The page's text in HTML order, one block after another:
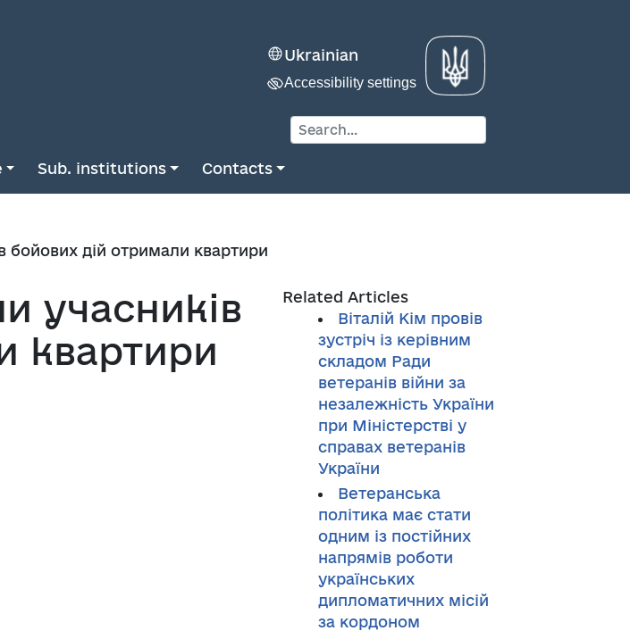
Ukrainian
Accessibility settings
Sub. institutions Contacts
бойових дій отримали квартири
учасників
квартири
Related Articles
Віталій Кім провів
зустріч із керівним
складом Ради
ветеранів війни за
незалежність України
при Міністерстві у
справах ветеранів
України
Ветеранська
політика має стати
одним із постійних
напрямів роботи
українських
дипломатичних місій
за кордоном